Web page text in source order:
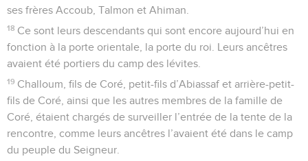
ses frères Accoub, Talmon et Ahiman.
18 Ce sont leurs descendants qui sont encore aujourd’hui en
fonction à la porte orientale, la porte du roi. Leurs ancêtres
avaient été portiers du camp des lévites.
19 Challoum, fils de Coré, petit-fils d’Abiassaf et arrière-petit-
fils de Coré, ainsi que les autres membres de la famille de
Coré, étaient chargés de surveiller l’entrée de la tente de la
rencontre, comme leurs ancêtres l’avaient été dans le camp
du peuple du Seigneur.